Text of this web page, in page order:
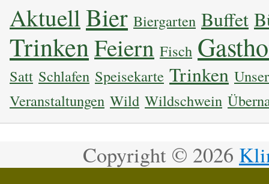
AktuellBier Biergarten Buffet
TrinkenFeiern Fisch
Satt Schlafen Speisekarte Trinken
Veranstaltungen Wild Wildschwein
Copyright © 2026